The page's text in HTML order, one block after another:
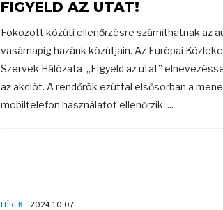
FIGYELD AZ UTAT!
Fokozott közúti ellenőrzésre számíthatnak az
vasárnapig hazánk közútjain. Az Európai
Szervek Hálózata „Figyeld az utat”
az akciót. A rendőrök ezúttal elsősorban a
mobiltelefon használatot ellenőrzik. ...
HÍREK 2024.10.07